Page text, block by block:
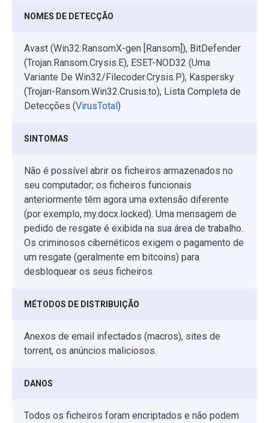
NOMES DE DETECÇÃO
Avast (Win32:RansomX-gen [Ransom]), BitDefender
(Trojan.Ransom.Crysis.E), ESET-NOD32 (Uma
Variante De Win32/Filecoder.Crysis.P), Kaspersky
(Trojan-Ransom.Win32.Crusis.to), Lista Completa de
Detecções (VirusTotal)
SINTOMAS
Não é possível abrir os ficheiros armazenados no
seu computador; os ficheiros funcionais
anteriormente têm agora uma extensão diferente
(por exemplo, my.docx.locked). Uma mensagem de
pedido de resgate é exibida na sua área de trabalho.
Os criminosos cibernéticos exigem o pagamento de
um resgate (geralmente em bitcoins) para
desbloquear os seus ficheiros.
MÉTODOS DE DISTRIBUIÇÃO
Anexos de email infectados (macros), sites de
torrent, os anúncios maliciosos.
DANOS
Todos os ficheiros foram encriptados e não podem